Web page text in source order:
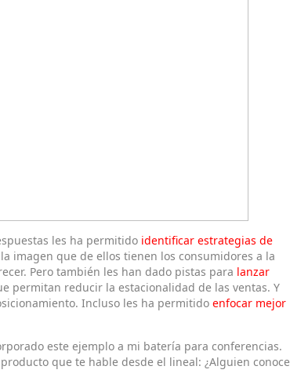
les ha permitido identificar estrategias de
imagen que de ellos tienen los consumidores a la
Pero también les han dado pistas para lanzar
permitan reducir la estacionalidad de las ventas. Y
Incluso les ha permitido enfocar mejor
este ejemplo a mi batería para conferencias.
que te hable desde el lineal: ¿Alguien conoce